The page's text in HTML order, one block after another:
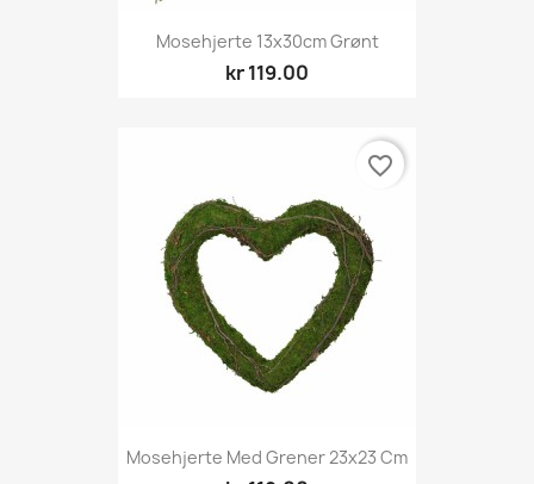
Mosehjerte 13x30cm Grønt
kr 119.00
Mosehjerte Med Grener 23x23 Cm
favorite_border